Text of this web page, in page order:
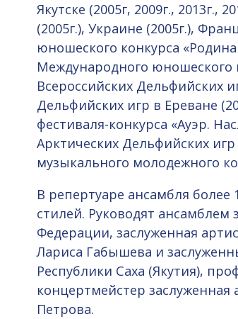
Якутске (2005г, 2009г., 2013г.,
(2005г.), Украине (2005г.),
юношеского конкурса
Международного юношеского
Всероссийских Дельфийских
Дельфийских игр в Ереване
фестиваля-конкурса «Ауэр.
Арктических Дельфийских
музыкального молодежного
В репертуаре ансамбля
стилей. Руководят ансамблем
Федерации, заслуженная
Лариса Габышева и
Республики Саха (Якутия),
концертмейстер заслуженная
Петрова.